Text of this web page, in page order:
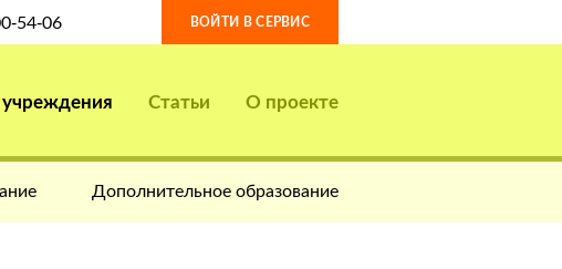
54-06 ВОЙТИ В СЕРВИС
Статьи О проекте
Дополнительное образование